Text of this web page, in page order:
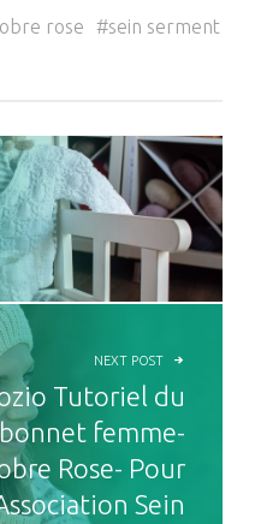
rose
sein serment
NEXT POST
Tutoriel du
bonnet femme-
Rose- Pour
Sein